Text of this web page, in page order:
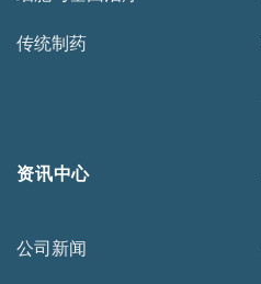
传统制药
资讯中心
公司新闻